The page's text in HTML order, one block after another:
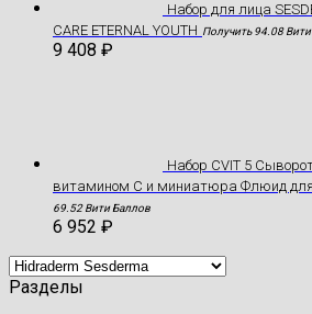
Hабор для лица
CARE ETERNAL YOUTH Получить 94.08
9 408 ₽
Набор CVIT 5
витамином С и миниатюра Флюид для
69.52 Вити Баллов
6 952 ₽
Разделы